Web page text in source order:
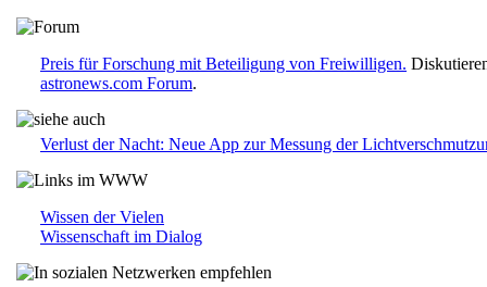
Preis für Forschung mit Beteiligung von Freiwilligen.
astronews.com Forum.
Verlust der Nacht: Neue App zur Messung der
Wissen der Vielen
Wissenschaft im Dialog